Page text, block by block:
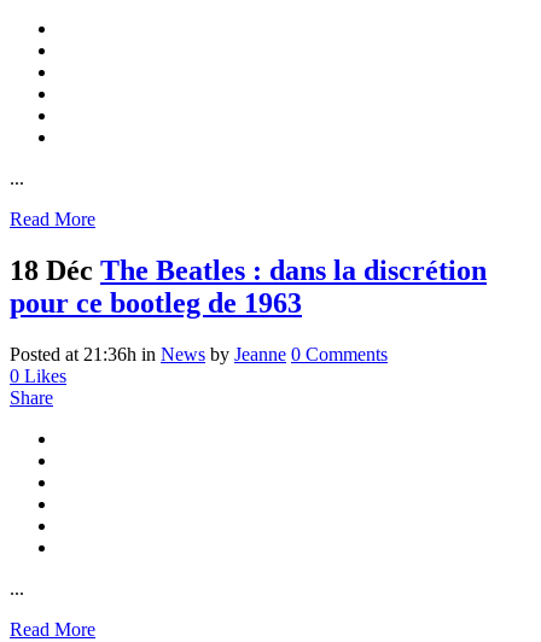
...
Read More
18 Déc The Beatles : dans la discrétion
pour ce bootleg de 1963
Posted at 21:36h in News by Jeanne 0 Comments
0 Likes
Share
...
Read More